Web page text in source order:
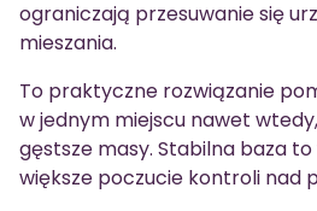
ograniczają przesuwanie się
mieszania.
To praktyczne rozwiązanie
w jednym miejscu nawet
gęstsze masy. Stabilna baza
większe poczucie kontroli nad